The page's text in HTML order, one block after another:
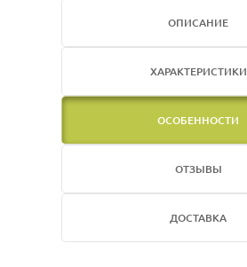
ОПИСАНИЕ
ХАРАКТЕРИСТИКИ
ОСОБЕННОСТИ
ОТЗЫВЫ
ДОСТАВКА